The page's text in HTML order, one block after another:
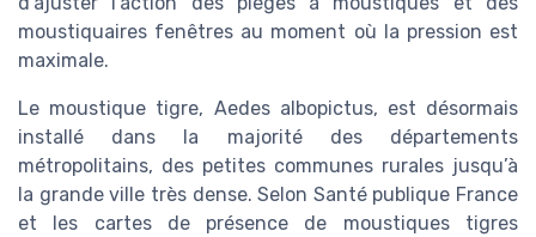
moustiquaires fenêtres au moment où la pression est
maximale.
Le moustique tigre, Aedes albopictus, est désormais
installé dans la majorité des départements
métropolitains, des petites communes rurales jusqu’à
la grande ville très dense. Selon Santé publique France
et les cartes de présence de moustiques tigres